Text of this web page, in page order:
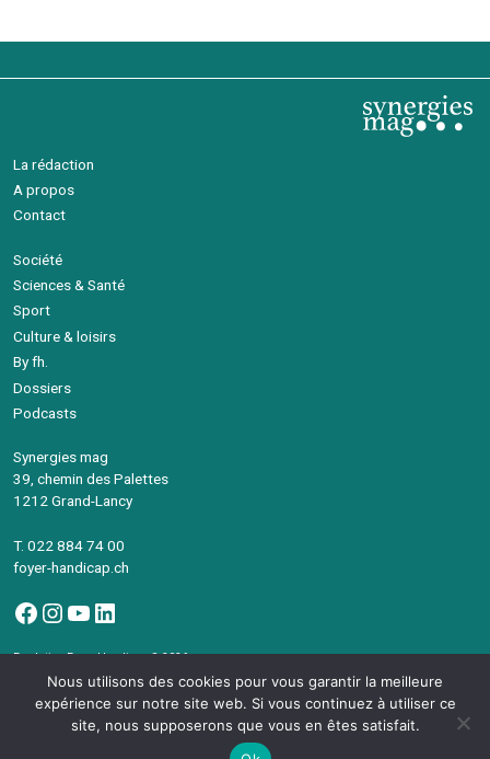
La rédaction
A propos
Contact
Société
Sciences & Santé
Sport
Culture & loisirs
By fh.
Dossiers
Podcasts
Synergies mag
39, chemin des Palettes
1212 Grand-Lancy
T. 022 884 74 00
foyer-handicap.ch
Facebook
Instagram
YouTube
LinkedIn
Fondation Foyer-Handicap © 2026
Avec le soutien de la République et canton de Genève
©Synergies Mag – Intégrationdevsector.ch
Nous utilisons des cookies pour vous garantir la meilleure
expérience sur notre site web. Si vous continuez à utiliser ce
site, nous supposerons que vous en êtes satisfait.